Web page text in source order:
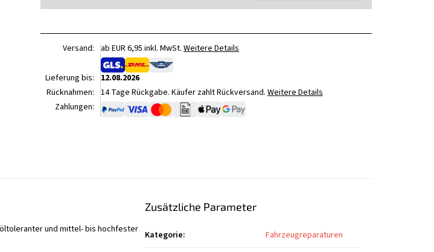
Versand: ab EUR 6,95 inkl. MwSt. Weitere Details
Lieferung bis:
12.08.2026
Rücknahmen: 14 Tage Rückgabe. Käufer zahlt Rückversand. Weitere Details
Zahlungen:
und mittel- bis hochfester
Zusätzliche Parameter
Kategorie:
Fahrzeugreparaturen